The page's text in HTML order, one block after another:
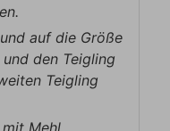
auf die Größe
den Teigling
Teigling
Mehl